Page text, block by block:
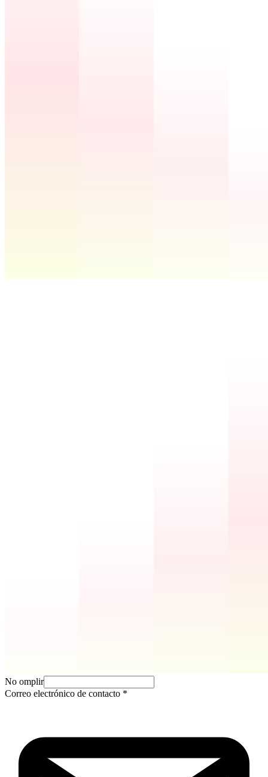
No omplir
Correo electrónico de contacto *